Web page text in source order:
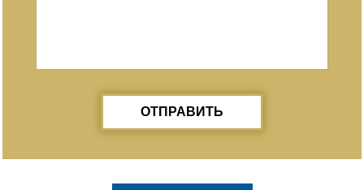
ОТПРАВИТЬ